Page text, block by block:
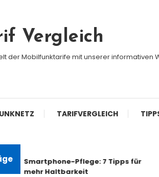
Vergleich
der Mobilfunktarife mit unserer
TARIFVERGLEICH
Smartphone-Pflege: 7 Tipps für
mehr Haltbarkeit